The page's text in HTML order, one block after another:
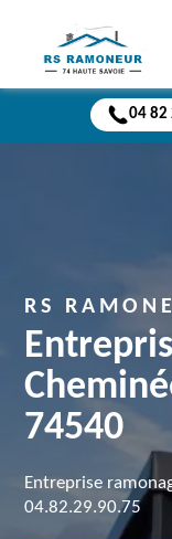
04 82
RS
74540
Entreprise
04.82.29.90.75